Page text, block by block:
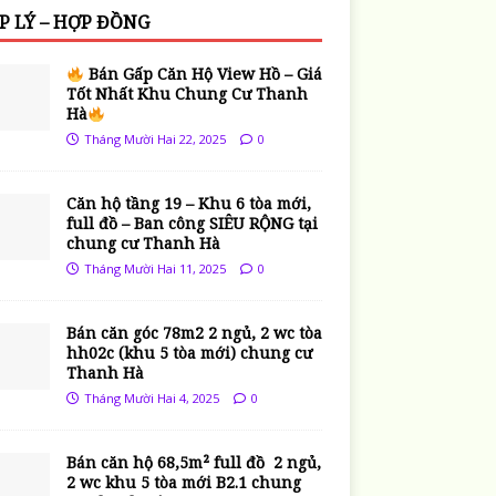
LÝ – HỢP ĐỒNG
Bán Gấp Căn Hộ View Hồ – Giá
Tốt Nhất Khu Chung Cư Thanh
Hà
Tháng Mười Hai 22, 2025 0
Căn hộ tầng 19 – Khu 6 tòa mới,
full đồ – Ban công SIÊU RỘNG tại
chung cư Thanh Hà
Tháng Mười Hai 11, 2025 0
Bán căn góc 78m2 2 ngủ, 2 wc tòa
hh02c (khu 5 tòa mới) chung cư
Thanh Hà
Tháng Mười Hai 4, 2025 0
Bán căn hộ 68,5m² full đồ 2 ngủ,
2 wc khu 5 tòa mới B2.1 chung